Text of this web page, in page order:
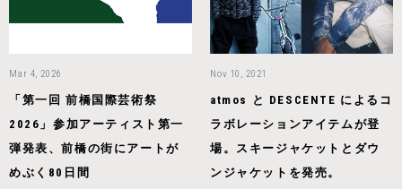
Mar 4, 2026
「第一回 前橋国際芸術祭
2026」参加アーティスト第一
弾発表、前橋の街にアートが
めぶく80日間
Nov 10, 2021
atmos と DESCENTE によるコ
ラボレーションアイテムが登
場。スキージャケットとダウ
ンジャケットを発売。